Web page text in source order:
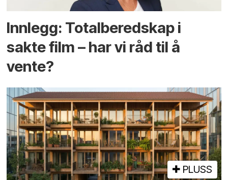
Innlegg: Totalberedskap i
sakte film – har vi råd til å
vente?
PLUSS